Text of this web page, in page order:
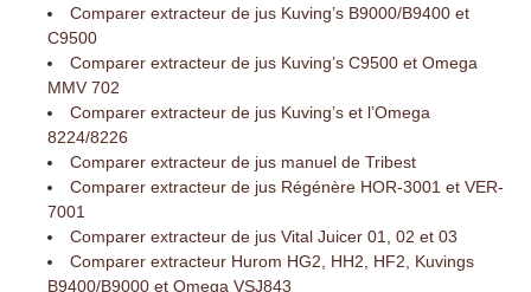
Comparer extracteur de jus Kuving’s B9000/B9400 et
C9500
Comparer extracteur de jus Kuving’s C9500 et Omega
MMV 702
Comparer extracteur de jus Kuving’s et l’Omega
8224/8226
Comparer extracteur de jus manuel de Tribest
Comparer extracteur de jus Régénère HOR-3001 et VER-
7001
Comparer extracteur de jus Vital Juicer 01, 02 et 03
Comparer extracteur Hurom HG2, HH2, HF2, Kuvings
B9400/B9000 et Omega VSJ843